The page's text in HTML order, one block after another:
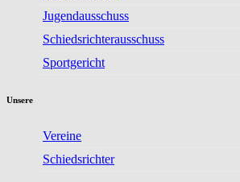
Jugendausschuss
Schiedsrichterausschuss
Sportgericht
Unsere
Vereine
Schiedsrichter